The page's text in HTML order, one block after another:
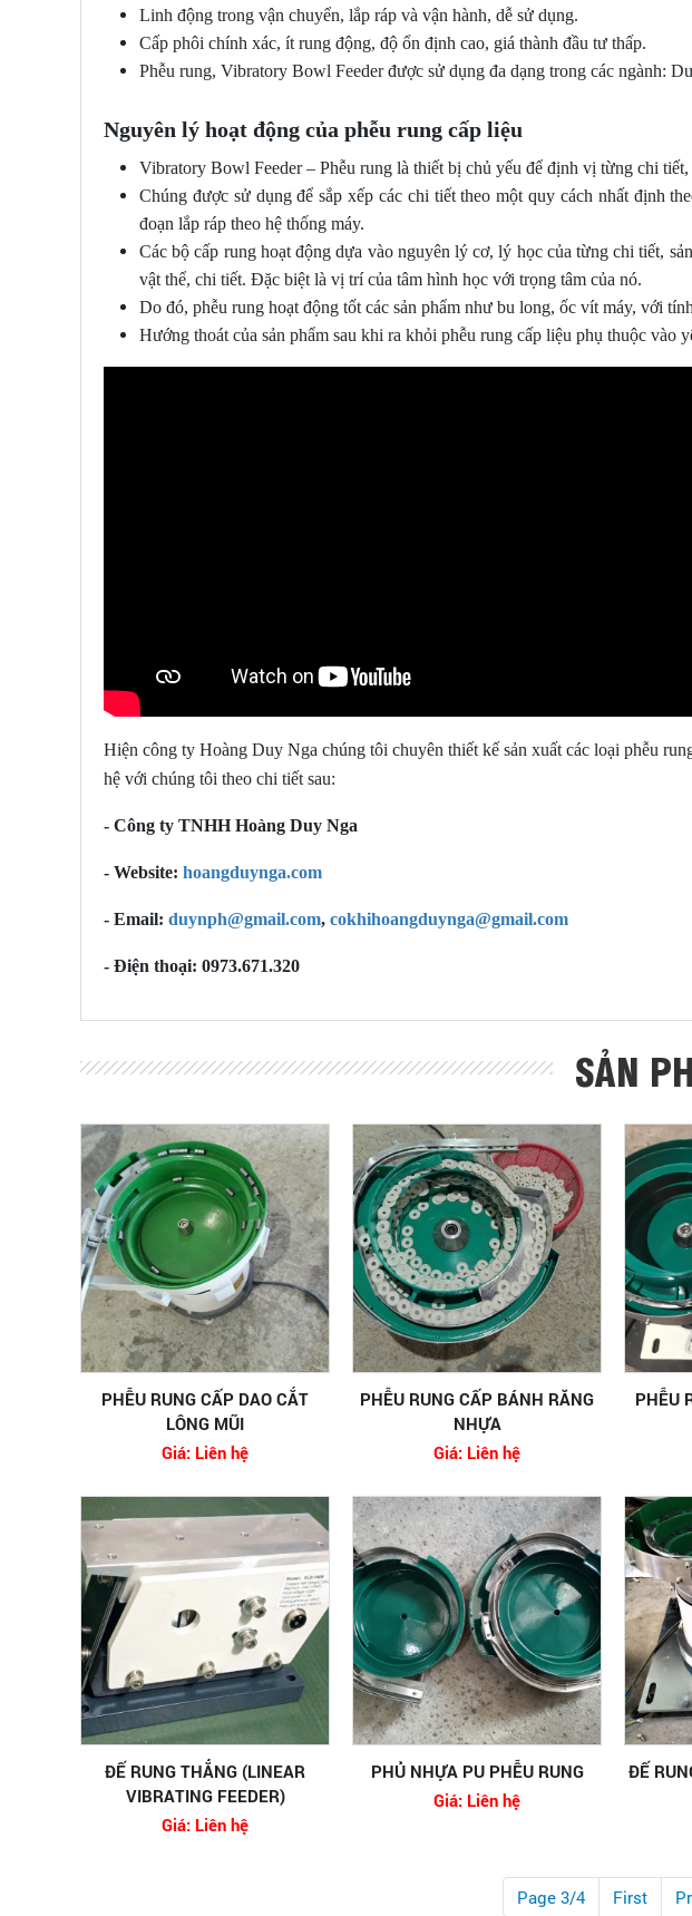
Linh động trong vận chuyển, lắp ráp và vận hành, dễ sử dụng.
Cấp phôi chính xác, ít rung động, độ ổn định cao, giá thành đầu tư thấp.
Phễu rung, Vibratory Bowl Feeder được sử dụng đa dạng trong các ngành:
Nguyên lý hoạt động của phễu rung cấp liệu
Vibratory Bowl Feeder – Phễu rung là thiết bị chủ yếu để định vị từng chi
Chúng được sử dụng để sắp xếp các chi tiết theo một quy cách nhất định
đoạn lắp ráp theo hệ thống máy.
Các bộ cấp rung hoạt động dựa vào nguyên lý cơ, lý học của từng chi tiết,
vật thể, chi tiết. Đặc biệt là vị trí của tâm hình học với trọng tâm của nó.
Do đó, phễu rung hoạt động tốt các sản phẩm như bu long, ốc vít máy, với
Hướng thoát của sản phẩm sau khi ra khỏi phễu rung cấp liệu phụ thuộc vào
Hiện công ty Hoàng Duy Nga chúng tôi chuyên thiết kế sản xuất các loại phễu
hệ với chúng tôi theo chi tiết sau:
- Công ty TNHH Hoàng Duy Nga
- Website: hoangduynga.com
- Email: duynph@gmail.com, cokhihoangduynga@gmail.com
- Điện thoại: 0973.671.320
SẢN
PHỄU RUNG CẤP DAO CẮT
LÔNG MŨI
Giá: Liên hệ
PHỄU RUNG CẤP BÁNH RĂNG
NHỰA
Giá: Liên hệ
PHỄU
ĐẾ RUNG THẲNG (LINEAR
VIBRATING FEEDER)
Giá: Liên hệ
PHỦ NHỰA PU PHỄU RUNG
Giá: Liên hệ
ĐẾ
Page 3/4 First